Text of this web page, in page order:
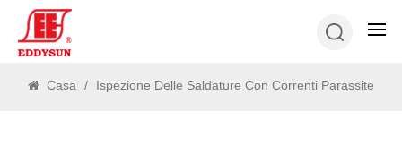
Casa / Ispezione Delle Saldature Con Correnti Parassite